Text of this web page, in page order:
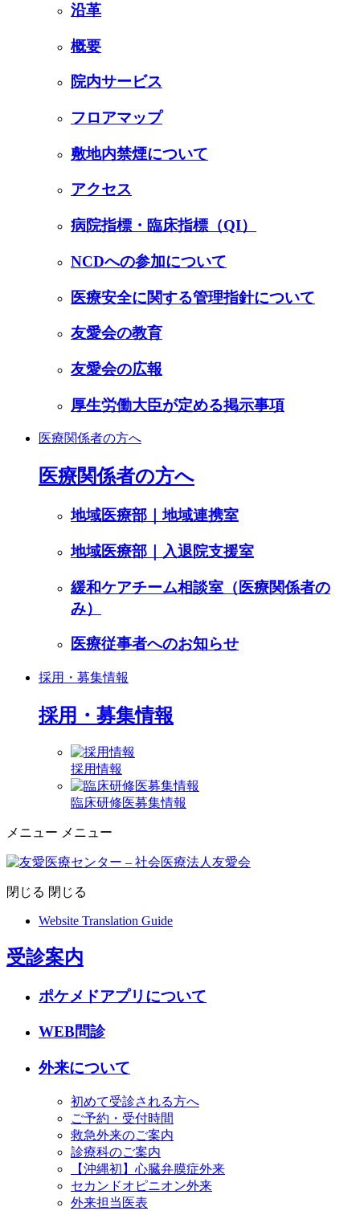
沿革
概要
院内サービス
フロアマップ
敷地内禁煙について
アクセス
病院指標・臨床指標（QI）
NCDへの参加について
医療安全に関する管理指針について
友愛会の教育
友愛会の広報
厚生労働大臣が定める掲示事項
医療関係者の方へ
医療関係者の方へ
地域医療部｜地域連携室
地域医療部｜入退院支援室
緩和ケアチーム相談室（医療関係者の
み）
医療従事者へのお知らせ
採用・募集情報
採用・募集情報
採用情報
臨床研修医募集情報
メニュー メニュー
閉じる 閉じる
Website Translation Guide
受診案内
ポケメドアプリについて
WEB問診
外来について
初めて受診される方へ
ご予約・受付時間
救急外来のご案内
診療科のご案内
【沖縄初】心臓弁膜症外来
セカンドオピニオン外来
外来担当医表